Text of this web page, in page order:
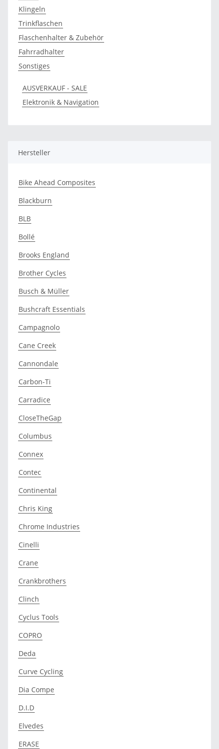
Klingeln
Trinkflaschen
Flaschenhalter & Zubehör
Fahrradhalter
Sonstiges
AUSVERKAUF - SALE
Elektronik & Navigation
Hersteller
Bike Ahead Composites
Blackburn
BLB
Bollé
Brooks England
Brother Cycles
Busch & Müller
Bushcraft Essentials
Campagnolo
Cane Creek
Cannondale
Carbon-Ti
Carradice
CloseTheGap
Columbus
Connex
Contec
Continental
Chris King
Chrome Industries
Cinelli
Crane
Crankbrothers
Clinch
Cyclus Tools
COPRO
Deda
Curve Cycling
Dia Compe
D.I.D
Elvedes
ERASE